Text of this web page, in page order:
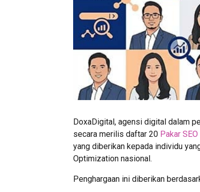
DoxaDigital, agensi digital dalam
secara merilis daftar 20 Pakar
yang diberikan kepada individu
Optimization nasional.
Penghargaan ini diberikan